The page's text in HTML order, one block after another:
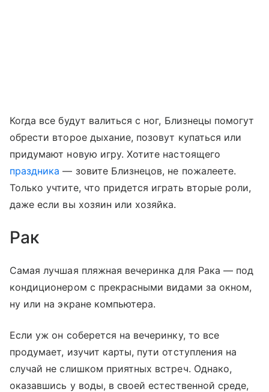
Когда все будут валиться с ног, Близнецы помогут
обрести второе дыхание, позовут купаться или
придумают новую игру. Хотите настоящего
праздника — зовите Близнецов, не пожалеете.
Только учтите, что придется играть вторые роли,
даже если вы хозяин или хозяйка.
Рак
Самая лучшая пляжная вечеринка для Рака — под
кондиционером с прекрасными видами за окном,
ну или на экране компьютера.
Если уж он соберется на вечеринку, то все
продумает, изучит карты, пути отступления на
случай не слишком приятных встреч. Однако,
оказавшись у воды, в своей естественной среде,